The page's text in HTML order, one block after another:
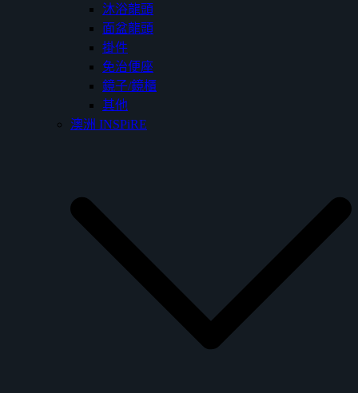
沐浴龍頭
面盆龍頭
掛件
免治便座
鏡子/鏡櫃
其他
澳洲 INSPiRE